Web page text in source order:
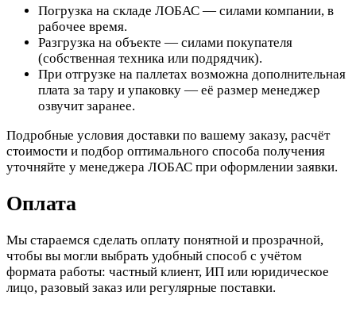
Погрузка на складе ЛОБАС — силами компании, в
рабочее время.
Разгрузка на объекте — силами покупателя
(собственная техника или подрядчик).
При отгрузке на паллетах возможна дополнительная
плата за тару и упаковку — её размер менеджер
озвучит заранее.
Подробные условия доставки по вашему заказу, расчёт
стоимости и подбор оптимального способа получения
уточняйте у менеджера ЛОБАС при оформлении заявки.
Оплата
Мы стараемся сделать оплату понятной и прозрачной,
чтобы вы могли выбрать удобный способ с учётом
формата работы: частный клиент, ИП или юридическое
лицо, разовый заказ или регулярные поставки.